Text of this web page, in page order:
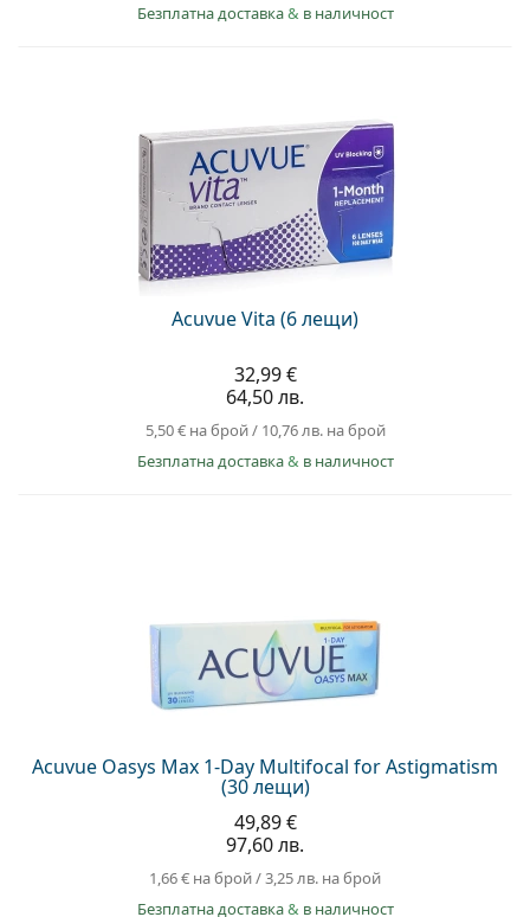
Безплатна доставка& в наличност
Acuvue Vita (6 лещи)
32,99 €
64,50 лв.
5,50 €на брой/ 10,76 лв.на брой
Безплатна доставка& в наличност
Acuvue Oasys Max 1-Day Multifocal for Astigmatism
(30 лещи)
49,89 €
97,60 лв.
1,66 € на брой/3,25 лв. на брой
Безплатна доставка& в наличност